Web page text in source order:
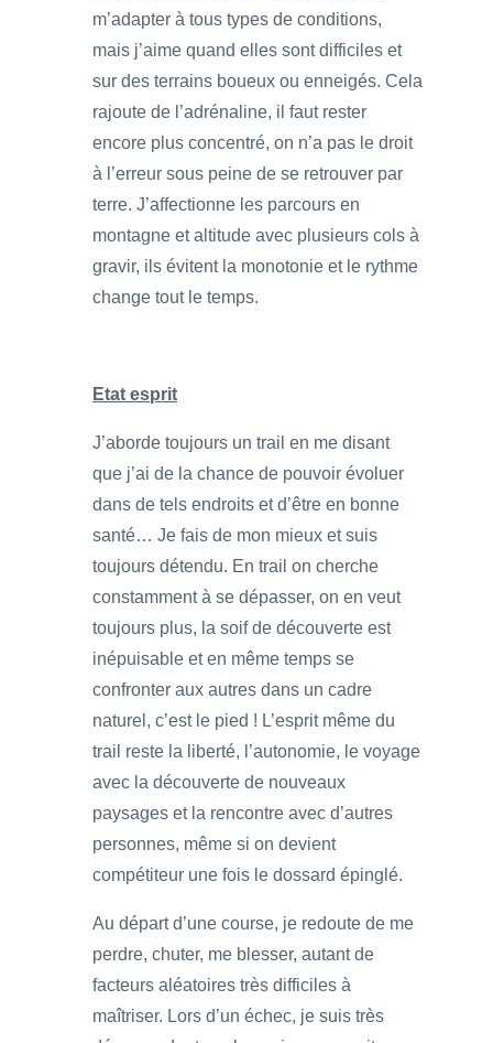
m’adapter à tous types de conditions,
mais j’aime quand elles sont difficiles et
sur des terrains boueux ou enneigés. Cela
rajoute de l’adrénaline, il faut rester
encore plus concentré, on n’a pas le droit
à l’erreur sous peine de se retrouver par
terre. J’affectionne les parcours en
montagne et altitude avec plusieurs cols à
gravir, ils évitent la monotonie et le rythme
change tout le temps.
Etat esprit
J’aborde toujours un trail en me disant
que j’ai de la chance de pouvoir évoluer
dans de tels endroits et d’être en bonne
santé… Je fais de mon mieux et suis
toujours détendu. En trail on cherche
constamment à se dépasser, on en veut
toujours plus, la soif de découverte est
inépuisable et en même temps se
confronter aux autres dans un cadre
naturel, c’est le pied ! L’esprit même du
trail reste la liberté, l’autonomie, le voyage
avec la découverte de nouveaux
paysages et la rencontre avec d’autres
personnes, même si on devient
compétiteur une fois le dossard épinglé.
Au départ d’une course, je redoute de me
perdre, chuter, me blesser, autant de
facteurs aléatoires très difficiles à
maîtriser. Lors d’un échec, je suis très